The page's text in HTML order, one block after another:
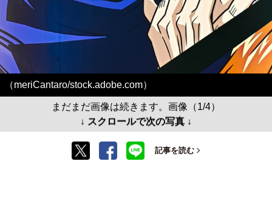
（meriCantaro/stock.adobe.com）
まだまだ画像は続きます。画像（1/4）
↓ スクロールで次の写真 ↓
記事を読む